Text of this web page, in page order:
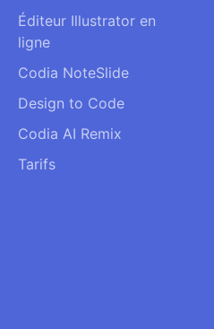
Éditeur Illustrator en
ligne
Codia NoteSlide
Design to Code
Codia AI Remix
Tarifs